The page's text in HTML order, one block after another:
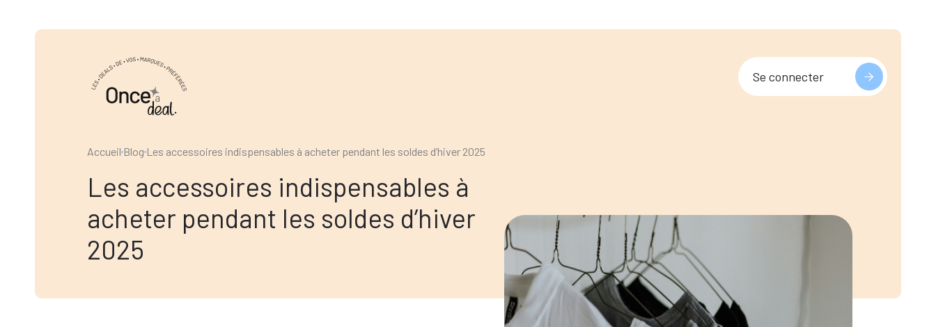
Accueil Blog Les accessoires indispensables à acheter pendant les soldes d’hiver 2025
Les accessoires indispensables à
acheter pendant les soldes d’hiver
2025
Se connecter